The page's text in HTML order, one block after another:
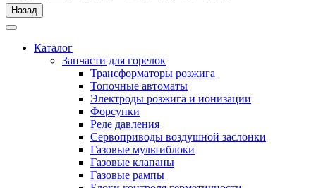
Назад
Каталог
Запчасти для горелок
Трансформаторы розжига
Топочные автоматы
Электроды розжига и ионизации
Форсунки
Реле давления
Сервоприводы воздушной заслонки
Газовые мультиблоки
Газовые клапаны
Газовые рампы